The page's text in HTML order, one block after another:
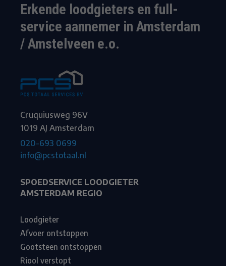
Erkende loodgieters en full-
service aannemer in Amsterdam
/ Amstelveen e.o.
Cruquiusweg 96V
1019 AJ Amsterdam
020-693 0699
info@pcstotaal.nl
SPOEDSERVICE LOODGIETER
AMSTERDAM REGIO
Loodgieter
Afvoer ontstoppen
Gootsteen ontstoppen
Riool verstopt